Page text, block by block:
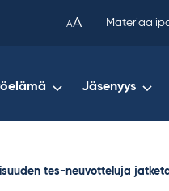
AA
Jäsenyys
tes-neuvotteluja
your